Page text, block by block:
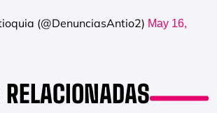
(@DenunciasAntio2) May 16,